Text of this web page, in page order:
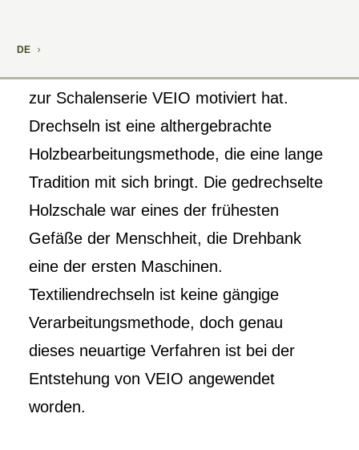
DEinterpretiert – das war der
zur Schalenserie VEIO motiviert hat.
Drechseln ist eine althergebrachte
Holzbearbeitungsmethode, die eine lange
Tradition mit sich bringt. Die gedrechselte
Holzschale war eines der frühesten
Gefäße der Menschheit, die Drehbank
eine der ersten Maschinen.
Textiliendrechseln ist keine gängige
Verarbeitungsmethode, doch genau
dieses neuartige Verfahren ist bei der
Entstehung von VEIO angewendet
worden.